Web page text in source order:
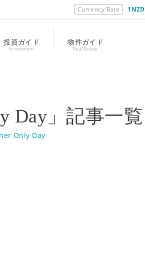
Currency Rate 1NZD
投資ガイド
Investment
物件ガイド
Real Estate
Day」記事一覧
Only Day